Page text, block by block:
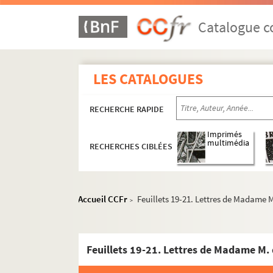
Catalogue
LES CATALOGUES
RECHERCHE RAPIDE
RECHERCHES CIBLÉES
Imprimés
multimédia
Accueil CCFr > Feuillets 19-21. Lettres de Madame
Feuillets 19-21. Lettres de Madame